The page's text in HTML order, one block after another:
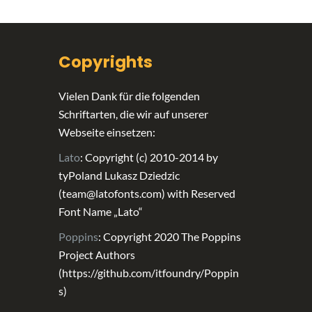
Copyrights
Vielen Dank für die folgenden
Schriftarten, die wir auf unserer
Webseite einsetzen:
Lato: Copyright (c) 2010-2014 by
tyPoland Lukasz Dziedzic
(team@latofonts.com) with Reserved
Font Name „Lato“
Poppins: Copyright 2020 The Poppins
Project Authors
(https://github.com/itfoundry/Poppin
s)